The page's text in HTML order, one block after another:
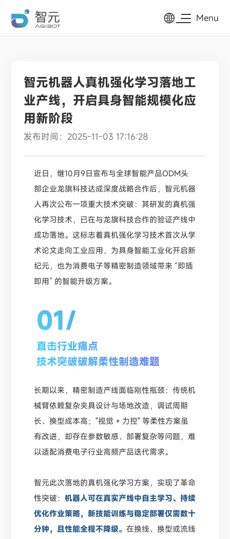
Menu
智元机器人真机强化学习落地工
业产线，开启具身智能规模化应
用新阶段
发布时间：2025-11-03 17:16:28
近日，继10月9日宣布与全球智能产品ODM头
部企业龙旗科技达成深度战略合作后，智元机器
人再次公布一项重大技术突破：其研发的真机强
化学习技术，已在与龙旗科技合作的验证产线中
成功落地。这标志着真机强化学习技术首次从学
术论文走向工业应用，为具身智能工业化开启新
纪元，也为消费电子等精密制造领域带来 “即插
即用” 的智能升级方案。
01/
直击行业痛点
技术突破破解柔性制造难题
长期以来，精密制造产线面临刚性瓶颈：传统机
械臂依赖复杂夹具设计与场地改造，调试周期
长、换型成本高；"视觉 + 力控" 等柔性方案虽
有改进，却存在参数敏感、部署复杂等问题，难
以适配消费电子行业高频产品迭代需求。
智元此次落地的真机强化学习方案，实现了革命
性突破：机器人可在真实产线中自主学习、持续
优化作业策略，新技能训练与稳定部署仅需数十
分钟，且性能全程不降级。 在换线、换型或流线